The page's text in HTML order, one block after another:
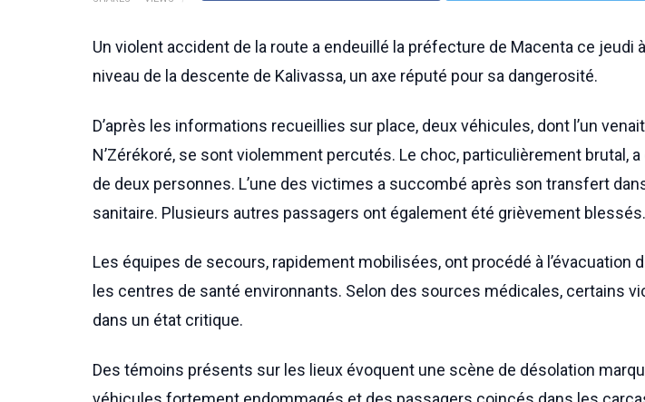
Un violent accident de la route a endeuillé la préfecture de Macenta ce jeudi
niveau de la descente de Kalivassa, un axe réputé pour sa dangerosité.
D’après les informations recueillies sur place, deux véhicules, dont l’un
N’Zérékoré, se sont violemment percutés. Le choc, particulièrement brutal,
de deux personnes. L’une des victimes a succombé après son transfert
sanitaire. Plusieurs autres passagers ont également été grièvement blessés.
Les équipes de secours, rapidement mobilisées, ont procédé à l’évacuation
les centres de santé environnants. Selon des sources médicales, certains
dans un état critique.
Des témoins présents sur les lieux évoquent une scène de désolation